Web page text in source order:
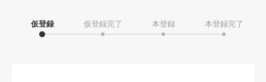
仮登録 仮登録完了 本登録 本登録完了